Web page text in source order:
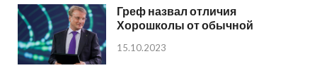
Греф назвал отличия
Хорошколы от обычной
15.10.2023